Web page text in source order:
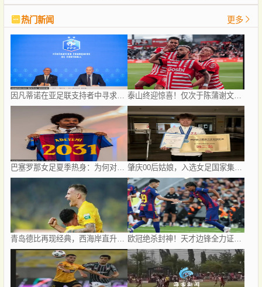
热门新闻 更多
因凡蒂诺在亚足联支持者中寻求力量：卡塔尔与阿联酋的立场引发关注 泰山终迎惊喜！仅次于陈蒲谢文能，21岁青妖崛起，未来国足新锋线！
青岛德比再现经典，西海岸直升第二，亚冠梦想近在咫尺 欧冠绝杀封神！天才边锋全力证明自己，巴萨依旧狠心送他离队！